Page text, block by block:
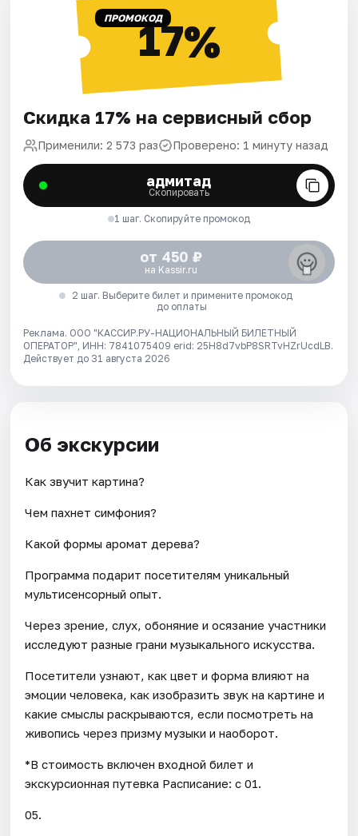
ПРОМОКОД17%
Скидка 17% на сервисный сбор
Применили: 2 573 раз Проверено: 1 минуту назад
адмитад
Скопировать
1 шаг. Скопируйте промокод
от 450 ₽
на Kassir.ru
2 шаг. Выберите билет и примените промокод
до оплаты
Реклама. ООО "КАССИР.РУ-НАЦИОНАЛЬНЫЙ БИЛЕТНЫЙ
ОПЕРАТОР", ИНН: 7841075409 erid: 25H8d7vbP8SRTvHZrUcdLB.
Действует до 31 августа 2026
Об экскурсии
Как звучит картина?
Чем пахнет симфония?
Какой формы аромат дерева?
Программа подарит посетителям уникальный
мультисенсорный опыт.
Через зрение, слух, обоняние и осязание участники
исследуют разные грани музыкального искусства.
Посетители узнают, как цвет и форма влияют на
эмоции человека, как изобразить звук на картине и
какие смыслы раскрываются, если посмотреть на
живопись через призму музыки и наоборот.
*В стоимость включен входной билет и
экскурсионная путевка Расписание: с 01.
05.